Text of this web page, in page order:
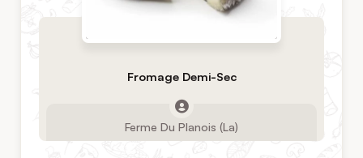
Fromage Demi-Sec
Ferme Du Planois (La)